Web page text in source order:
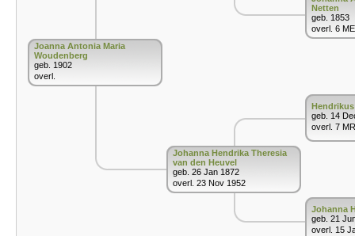
Joanna Antonia Maria
Woudenberg
geb. 1902
overl.
Johanna Hendrika Theresia
van den Heuvel
geb. 26 Jan 1872
overl. 23 Nov 1952
Netten
geb. 1853
overl. 6
geb. 14
overl. 7
Johanna
geb. 21
overl. 15